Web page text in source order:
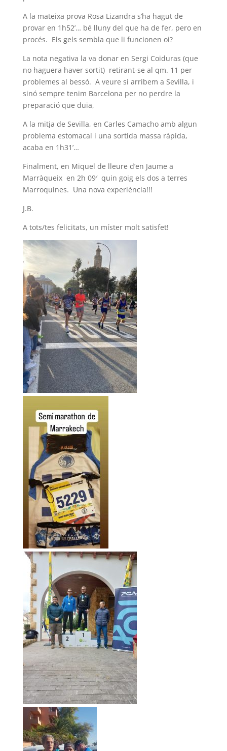
A la mateixa prova Rosa Lizandra s’ha hagut de
provar en 1h52’… bé lluny del que ha de fer, pero en
procés. Els gels sembla que li funcionen oi?
La nota negativa la va donar en Sergi Coiduras (que
no haguera haver sortit) retirant-se al qm. 11 per
problemes al bessó. A veure si arribem a Sevilla, i
sinó sempre tenim Barcelona per no perdre la
preparació que duia,
A la mitja de Sevilla, en Carles Camacho amb algun
problema estomacal i una sortida massa ràpida,
acaba en 1h31’…
Finalment, en Miquel de lleure d’en Jaume a
Marràqueix en 2h 09′ quin goig els dos a terres
Marroquines. Una nova experiència!!!
J.B.
A tots/tes felicitats, un míster molt satisfet!